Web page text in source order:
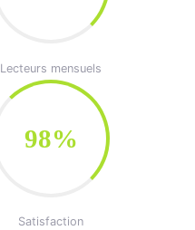
Lecteurs mensuels
98%
Satisfaction